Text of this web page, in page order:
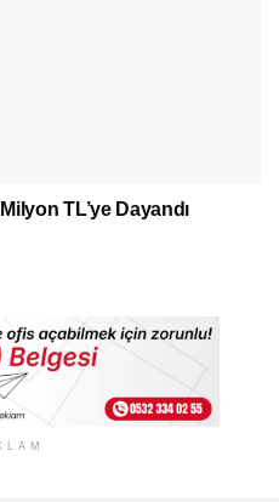
TL’ye Dayandı